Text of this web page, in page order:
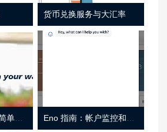
货币兑换服务与大汇率
资本一虚拟信用卡简单介绍